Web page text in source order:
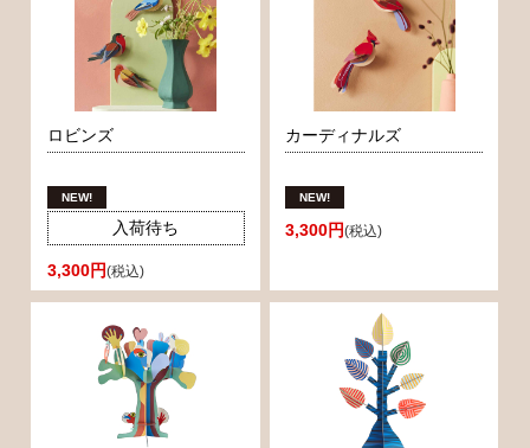
ロビンズ
入荷待ち
3,300円(税込)
カーディナルズ
3,300円(税込)